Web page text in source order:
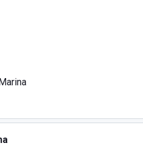
fredda